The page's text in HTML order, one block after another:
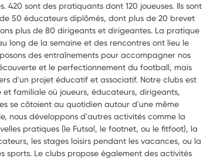
420 sont des pratiquants dont 120 joueuses. Ils sont
50 éducateurs diplômés, dont plus de 20 brevet
plus de 80 dirigeants et dirigeantes. La pratique
long de la semaine et des rencontres ont lieu le
des entraînements pour accompagner nos
et le perfectionnement du football, mais
d'un projet éducatif et associatif. Notre clubs est
et familiale où joueurs, éducateurs, dirigeants,
se côtoient au quotidien autour d'une même
nous développons d'autres activités comme la
pratiques (le Futsal, le footnet, ou le fitfoot), la
les stages loisirs pendant les vacances, ou la
sports. Le clubs propose également des activités